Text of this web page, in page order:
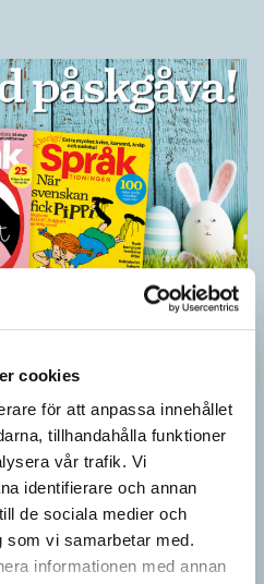
cookies
för att anpassa innehållet
tillhandahålla funktioner
vår trafik. Vi
identifierare och annan
de sociala medier och
som vi samarbetar med.
informationen med annan
erbjudande. Just nu kan du ge
för bara 99 kronor! Du kan